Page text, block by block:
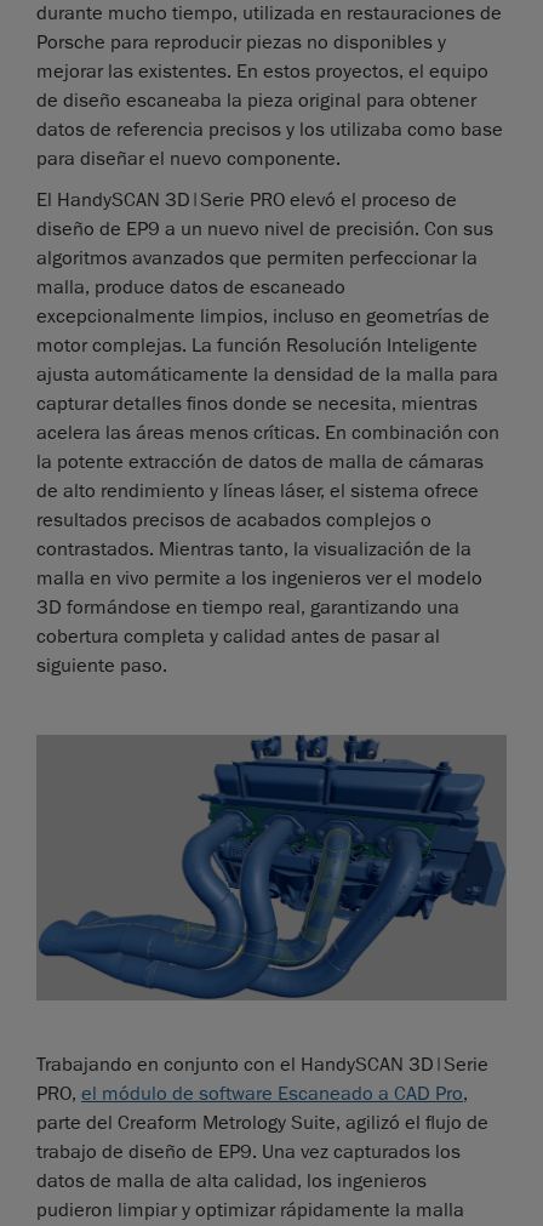
durante mucho tiempo, utilizada en restauraciones de
Porsche para reproducir piezas no disponibles y
mejorar las existentes. En estos proyectos, el equipo
de diseño escaneaba la pieza original para obtener
datos de referencia precisos y los utilizaba como base
para diseñar el nuevo componente.
El HandySCAN 3D|Serie PRO elevó el proceso de
diseño de EP9 a un nuevo nivel de precisión. Con sus
algoritmos avanzados que permiten perfeccionar la
malla, produce datos de escaneado
excepcionalmente limpios, incluso en geometrías de
motor complejas. La función Resolución Inteligente
ajusta automáticamente la densidad de la malla para
capturar detalles finos donde se necesita, mientras
acelera las áreas menos críticas. En combinación con
la potente extracción de datos de malla de cámaras
de alto rendimiento y líneas láser, el sistema ofrece
resultados precisos de acabados complejos o
contrastados. Mientras tanto, la visualización de la
malla en vivo permite a los ingenieros ver el modelo
3D formándose en tiempo real, garantizando una
cobertura completa y calidad antes de pasar al
siguiente paso.
Trabajando en conjunto con el HandySCAN 3D|Serie
PRO, el módulo de software Escaneado a CAD Pro,
parte del Creaform Metrology Suite, agilizó el flujo de
trabajo de diseño de EP9. Una vez capturados los
datos de malla de alta calidad, los ingenieros
pudieron limpiar y optimizar rápidamente la malla